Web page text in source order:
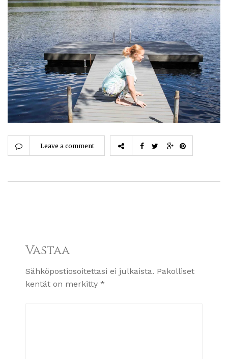
Leave a comment
Vastaa
Sähköpostiosoitettasi ei julkaista. Pakolliset
kentät on merkitty *